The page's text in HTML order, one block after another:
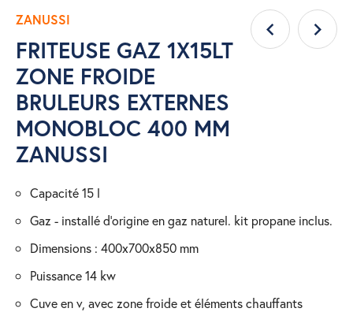
ZANUSSI
FRITEUSE GAZ 1X15LT
ZONE FROIDE
BRULEURS EXTERNES
MONOBLOC 400 MM
ZANUSSI
capacité 15 l
gaz - installé d’origine en gaz naturel. kit propane inclus.
dimensions : 400x700x850 mm
puissance 14 kw
cuve en v, avec zone froide et éléments chauffants